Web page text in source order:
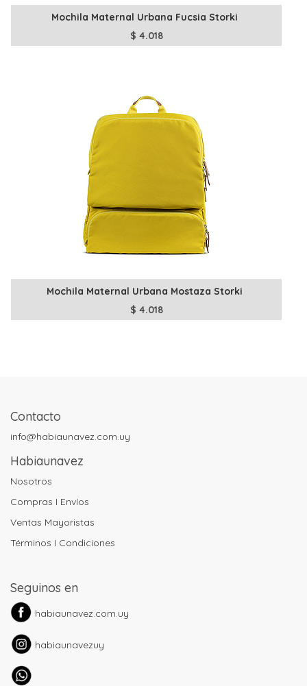
Mochila Maternal Urbana Fucsia Storki
$ 4.018
Mochila Maternal Urbana Mostaza Storki
$ 4.018
Contacto
info@habiaunavez.com.uy
Habiaunavez
Nosotros
Compras I Envíos
Ventas Mayoristas
Términos I Condiciones
Seguinos en
habiaunavez.com.uy
habiaunavezuy